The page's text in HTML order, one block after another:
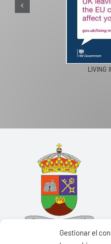
Gestionar el
LIVING